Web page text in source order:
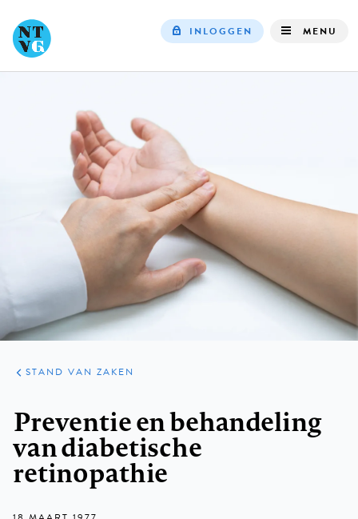
INLOGGEN MENU
ARTIKELEN
PRAKTIJK
STAND VAN ZAKEN
Preventie en behandeling
van diabetische
retinopathie